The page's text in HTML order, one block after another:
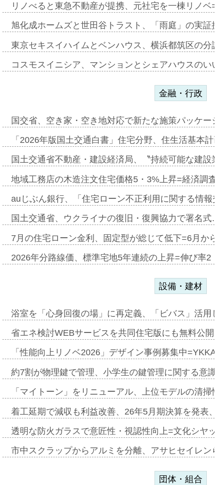
リノべると東急不動産が提携、元社宅を一棟リノ
旭化成ホームズと世田谷トラスト、「雨庭」の実
東京セキスイハイムとベンハウス、横浜都筑区の
コスモスイニシア、マンションとシェアハウスの
金融・行政
国交省、空き家・空き地対応で新たな施策パッケ
「2026年版国土交通白書」住宅分野、住生活基本
国土交通省不動産・建設経済局、〝持続可能な建
地域工務店の木造注文住宅価格5・3%上昇=経済調
auじぶん銀行、「住宅ローン不正利用に関する情
国土交通省、ウクライナの復旧・復興協力で署名
7月の住宅ローン金利、固定型が総じて低下=6月か
2026年分路線価、標準宅地5年連続の上昇=伸び率
設備・建材
浴室を「心身回復の場」に再定義、「ビバス」活
省エネ検討WEBサービスを共同住宅版にも無料公
「性能向上リノベ2026」デザイン事例募集中
約7割が物理鍵で管理、小学生の鍵管理に関する意
「マイトーン」をリニューアル、上位モデルの清
着工延期で減収も利益改善、26年5月期決算を発表
透明な防火ガラスで意匠性・視認性向上=文化シヤ
市中スクラップからアルミを分離、アサヒセイレ
団体・組合